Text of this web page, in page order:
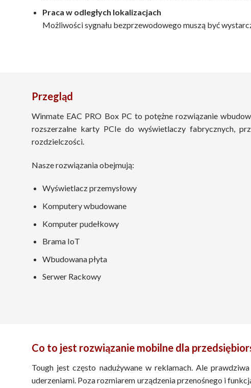
Praca w odległych lokalizacjach
Możliwości sygnału bezprzewodowego muszą być
Przegląd
Winmate EAC PRO Box PC to potężne rozwiązanie
rozszerzalne karty PCIe do wyświetlaczy fabrycznych,
rozdzielczości.
Nasze rozwiązania obejmują:
Wyświetlacz przemysłowy
Komputery wbudowane
Komputer pudełkowy
Brama IoT
Wbudowana płyta
Serwer Rackowy
Co to jest rozwiązanie mobilne dla
Tough jest często nadużywane w reklamach. Ale
uderzeniami. Poza rozmiarem urządzenia przenośnego i